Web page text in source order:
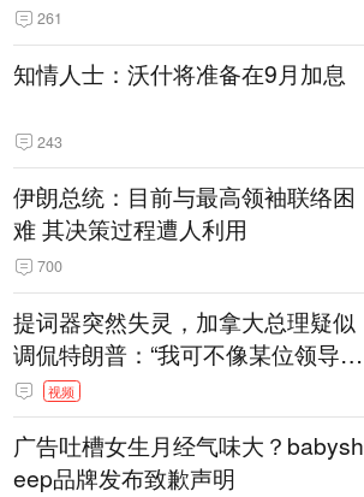
261
知情人士：沃什将准备在9月加息
243
伊朗总统：目前与最高领袖联络困
难 其决策过程遭人利用
700
提词器突然失灵，加拿大总理疑似
调侃特朗普：“我可不像某位领导
人，把这当成一场阴谋”，全场哄笑
视频
广告吐槽女生月经气味大？babysh
eep品牌发布致歉声明